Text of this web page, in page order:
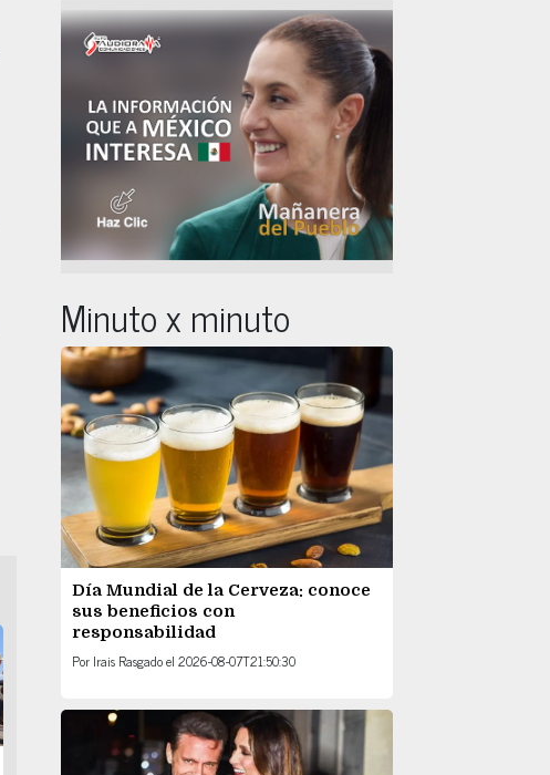
Minuto x minuto
Día Mundial de la Cerveza: conoce
sus beneficios con
responsabilidad
Por Irais Rasgadoel 2026-08-07T21:50:30